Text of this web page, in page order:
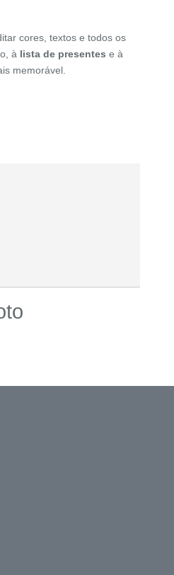
cores, textos e todos os
à lista de presentes e à
memorável.